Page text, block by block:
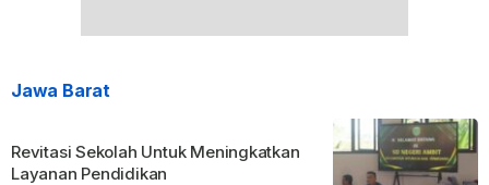
Jawa Barat
Revitasi Sekolah Untuk Meningkatkan
Layanan Pendidikan